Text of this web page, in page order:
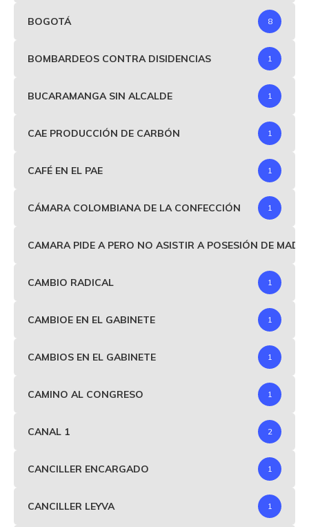
BOGOTÁ 8
BOMBARDEOS CONTRA DISIDENCIAS 1
BUCARAMANGA SIN ALCALDE 1
CAE PRODUCCIÓN DE CARBÓN 1
CAFÉ EN EL PAE 1
CÁMARA COLOMBIANA DE LA CONFECCIÓN 1
CAMARA PIDE A PERO NO ASISTIR A POSESIÓN DE
CAMBIO RADICAL 1
CAMBIOE EN EL GABINETE 1
CAMBIOS EN EL GABINETE 1
CAMINO AL CONGRESO 1
CANAL 1 2
CANCILLER ENCARGADO 1
CANCILLER LEYVA 1